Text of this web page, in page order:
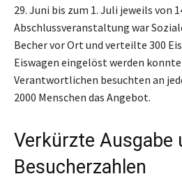
29. Juni bis zum 1. Juli jeweils von
Abschlussveranstaltung war
Becher vor Ort und verteilte 300
Eiswagen eingelöst werden
Verantwortlichen besuchten an
2000 Menschen das Angebot.
Verkürzte Ausgabe
Besucherzahlen